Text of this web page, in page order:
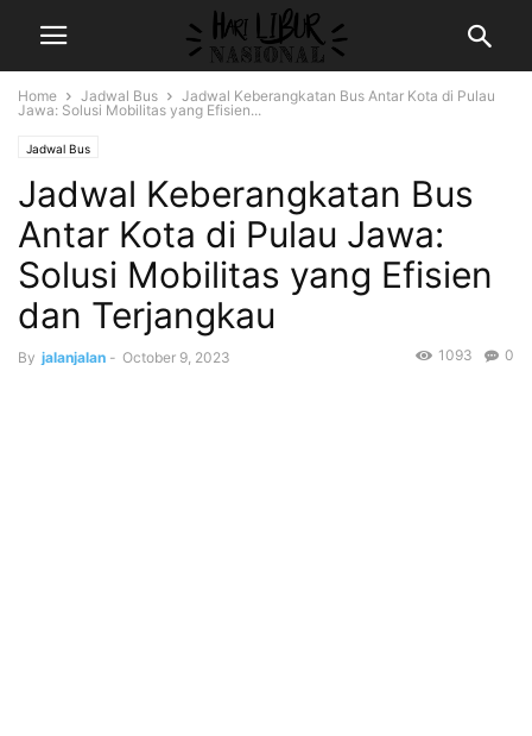
Home Jadwal Bus
Jadwal Keberangkatan Bus Antar Kota di Pulau
Jawa: Solusi Mobilitas yang Efisien...
Jadwal Bus
Jadwal Keberangkatan Bus
Antar Kota di Pulau Jawa:
Solusi Mobilitas yang Efisien
dan Terjangkau
By jalanjalan - October 9, 2023 0
1093